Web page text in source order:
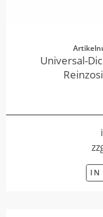
Universal-
IN